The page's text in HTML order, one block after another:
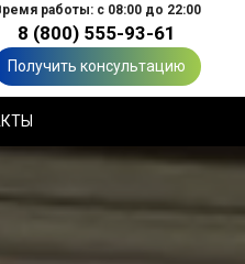
работы: с 08:00 до 22:00
8 (800) 555-93-61
Получить консультацию